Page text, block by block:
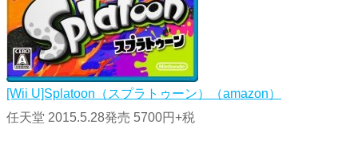
[Wii U]Splatoon（スプラトゥーン）（amazon）
任天堂 2015.5.28発売 5700円+税